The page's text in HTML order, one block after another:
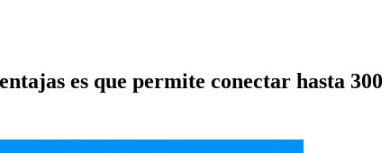
es que permite conectar hasta 300